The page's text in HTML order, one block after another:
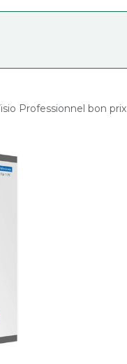
Professionnel bon prix